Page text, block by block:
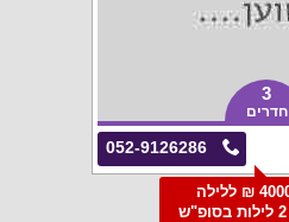
3
חדרים
052-9126286
החל מ4000 ₪ ללילה
למזמינים 2 לילות בסופ"ש